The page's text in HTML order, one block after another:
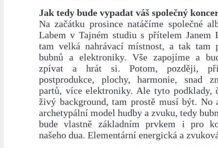
Jak tedy bude vypadat váš společný
Na začátku prosince natáčíme společné
Labem v Tajném studiu s přítelem Janem
tam velká nahrávací místnost, a tak tam
bubnů a elektroniky. Vše zapojíme a
zpívat a hrát si. Potom, později,
postprodukce, plochy, harmonie, snad
partů, více elektroniky. Ale tyto podklady,
živý background, tam prostě musí být. No
archetypální model hudby a zvuku, tedy
bude vlastně základním prvkem i pro
našeho dua. Elementární energická a